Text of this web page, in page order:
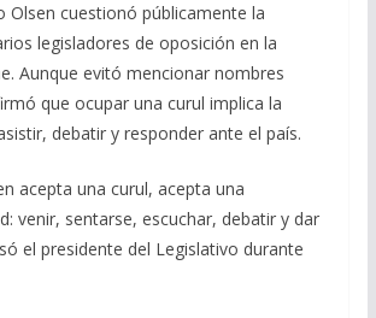
Olsen cuestionó públicamente la
legisladores de oposición en la
Aunque evitó mencionar nombres
que ocupar una curul implica la
debatir y responder ante el país.
acepta una curul, acepta una
venir, sentarse, escuchar, debatir y dar
el presidente del Legislativo durante